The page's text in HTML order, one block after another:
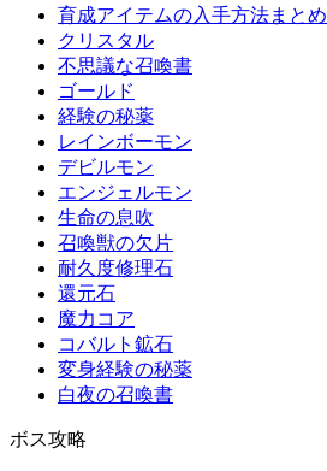
育成アイテムの入手方法まとめ
クリスタル
不思議な召喚書
ゴールド
経験の秘薬
レインボーモン
デビルモン
エンジェルモン
生命の息吹
召喚獣の欠片
耐久度修理石
還元石
魔力コア
コバルト鉱石
変身経験の秘薬
白夜の召喚書
ボス攻略